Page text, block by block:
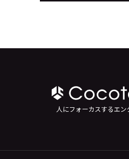
人にフォーカスするエン